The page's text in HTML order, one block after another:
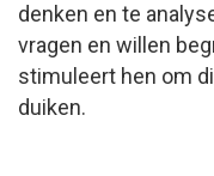
denken en te
vragen en willen
stimuleert hen om
duiken.